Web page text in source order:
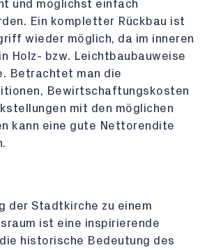
und möglichst einfach
Ein kompletter Rückbau ist
wieder möglich, da im inneren
Holz- bzw. Leichtbaubauweise
Betrachtet man die
Bewirtschaftungskosten
mit den möglichen
kann eine gute Nettorendite
der Stadtkirche zu einem
ist eine inspirierende
historische Bedeutung des